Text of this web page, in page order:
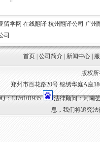
留学网 在线翻译 杭州翻译公司 广州
司
首页 |公司简介 |新闻中心
版权
郑州市百花路20号 锦绣华庭A座
：1376101935
法律顾问：河南
息，我们将追究